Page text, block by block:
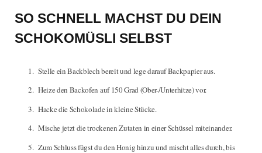
SO SCHNELL MACHST DU DEIN
SCHOKOMÜSLI SELBST
Stelle ein Backblech bereit und lege darauf Backpapier aus.
Heize den Backofen auf 150 Grad (Ober-/Unterhitze) vor.
Hacke die Schokolade in kleine Stücke.
Mische jetzt die trockenen Zutaten in einer Schüssel miteinander.
Zum Schluss fügst du den Honig hinzu und mischt alles durch, bis